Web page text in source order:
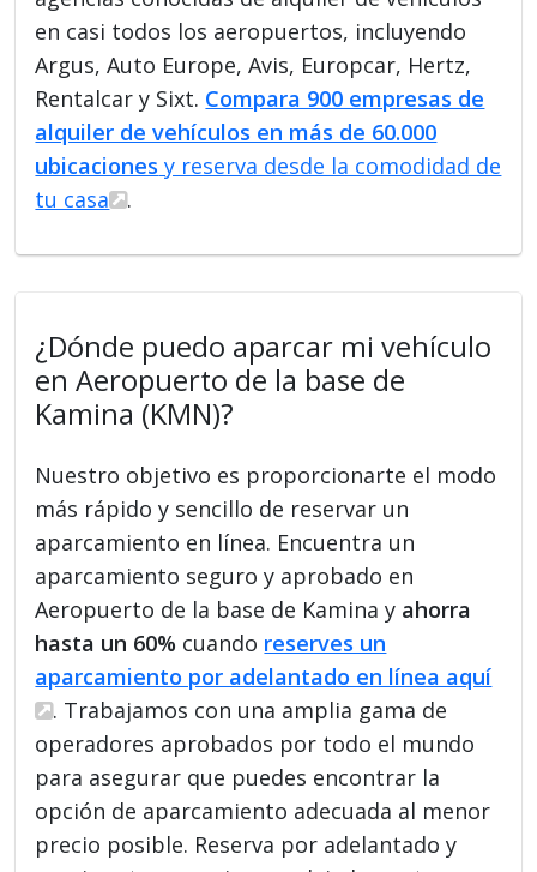
en casi todos los aeropuertos, incluyendo
Argus, Auto Europe, Avis, Europcar, Hertz,
Rentalcar y Sixt. Compara 900 empresas de
alquiler de vehículos en más de 60.000
ubicaciones y reserva desde la comodidad de
tu casa
.
¿Dónde puedo aparcar mi vehículo
en Aeropuerto de la base de
Kamina (KMN)?
Nuestro objetivo es proporcionarte el modo
más rápido y sencillo de reservar un
aparcamiento en línea. Encuentra un
aparcamiento seguro y aprobado en
Aeropuerto de la base de Kamina y ahorra
hasta un 60% cuando reserves un
aparcamiento por adelantado en línea aquí
. Trabajamos con una amplia gama de
operadores aprobados por todo el mundo
para asegurar que puedes encontrar la
opción de aparcamiento adecuada al menor
precio posible. Reserva por adelantado y